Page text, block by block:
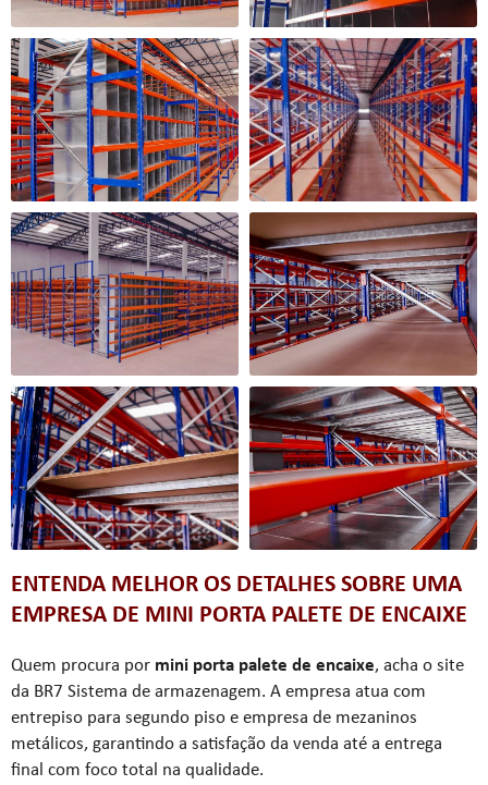
ENTENDA MELHOR OS DETALHES SOBRE UMA
EMPRESA DE MINI PORTA PALETE DE ENCAIXE
Quem procura por mini porta palete de encaixe, acha o site
da BR7 Sistema de armazenagem. A empresa atua com
entrepiso para segundo piso e empresa de mezaninos
metálicos, garantindo a satisfação da venda até a entrega
final com foco total na qualidade.